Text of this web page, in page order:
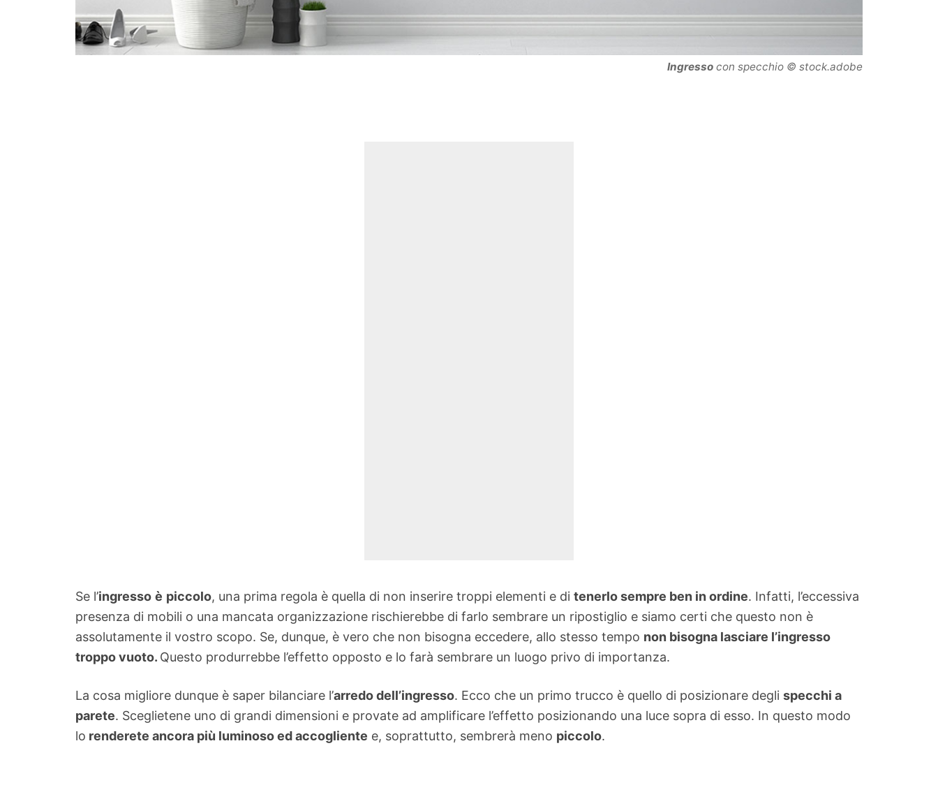
Ingresso con specchio © stock.adobe
Se l’ingresso è piccolo, una prima regola è quella di non inserire troppi elementi e di tenerlo sempre ben in ordine. Infatti, l’eccessiva
presenza di mobili o una mancata organizzazione rischierebbe di farlo sembrare un ripostiglio e siamo certi che questo non è
assolutamente il vostro scopo. Se, dunque, è vero che non bisogna eccedere, allo stesso tempo non bisogna lasciare l’ingresso
troppo vuoto. Questo produrrebbe l’effetto opposto e lo farà sembrare un luogo privo di importanza.
La cosa migliore dunque è saper bilanciare l’arredo dell’ingresso. Ecco che un primo trucco è quello di posizionare degli specchi a
parete. Sceglietene uno di grandi dimensioni e provate ad amplificare l’effetto posizionando una luce sopra di esso. In questo modo
lo renderete ancora più luminoso ed accogliente e, soprattutto, sembrerà meno piccolo.